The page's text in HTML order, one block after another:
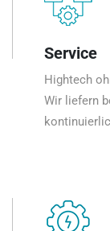
Service
Hightech
Wir liefern